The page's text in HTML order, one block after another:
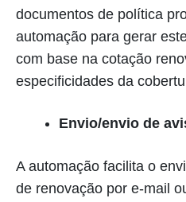
documentos de política
automação para gerar
com base na cotação
especificidades da
Envio/envio de
A automação facilita o
de renovação por e-mail